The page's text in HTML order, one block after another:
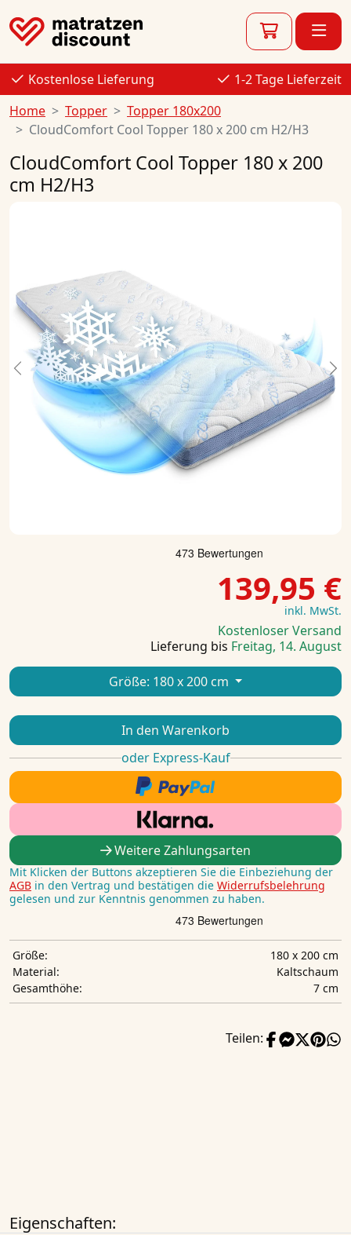
Kostenlose Lieferung
1-2 Tage Lieferzeit
Home
Topper
Topper 180x200
CloudComfort Cool Topper 180 x 200 cm H2/H3
CloudComfort Cool Topper 180 x 200
cm H2/H3
Previous
139,95 €
inkl. MwSt.
Kostenloser Versand
Lieferung bis Freitag, 14. August
Größe: 180 x 200 cm
In den Warenkorb
oder Express-Kauf
Weitere Zahlungsarten
Mit Klicken der Buttons akzeptieren Sie die Einbeziehung der
AGB in den Vertrag und bestätigen die Widerrufsbelehrung
gelesen und zur Kenntnis genommen zu haben.
Größe:
180 x 200 cm
Material:
Kaltschaum
Gesamthöhe:
7 cm
Teilen:
Eigenschaften: